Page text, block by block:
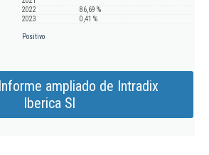
2022
86,69 %
2023
0,41 %
Positivo
ampliado de Intradix
Iberica Sl